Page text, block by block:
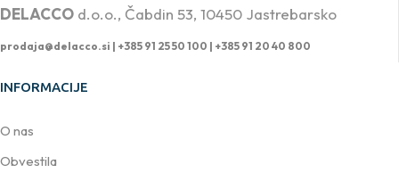
DELACCO d.o.o., Čabdin 53, 10450 Jastrebarsko
prodaja@delacco.si | +385 91 25 50 100 | +385 91 20 40 800
INFORMACIJE
O nas
Obvestila